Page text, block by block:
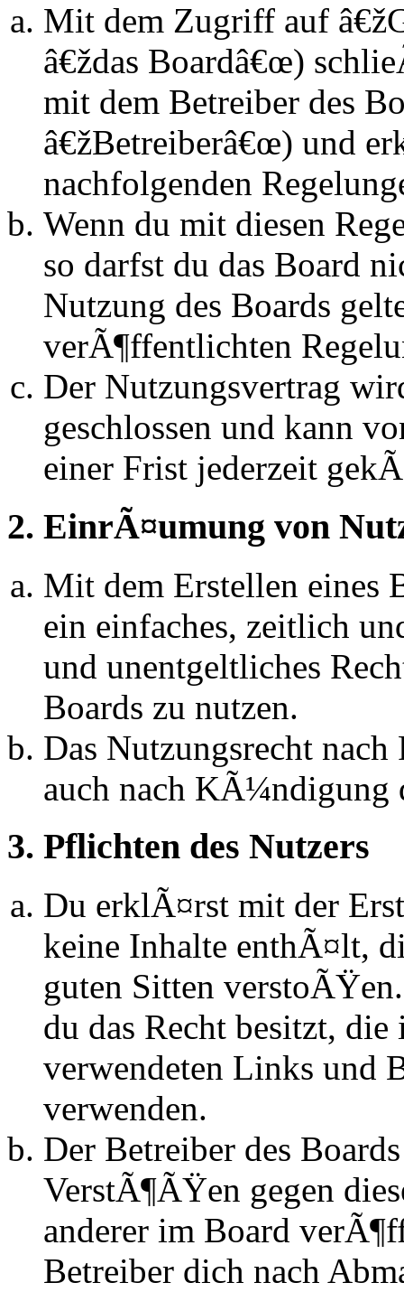
Mit dem Zugriff auf
â€ždas Boardâ€œ)
mit dem Betreiber des
â€žBetreiberâ€œ) und
nachfolgenden
Wenn du mit diesen
so darfst du das Board
Nutzung des Boards
verÃ¶ffentlichten
Der Nutzungsvertrag
geschlossen und kann
einer Frist jederzeit
2. EinrÃ¤umung von
Mit dem Erstellen eines
ein einfaches, zeitlich
und unentgeltliches
Boards zu nutzen.
Das Nutzungsrecht
auch nach KÃ¼ndigung
3. Pflichten des Nutzers
Du erklÃ¤rst mit der
keine Inhalte enthÃ¤lt,
guten Sitten
du das Recht besitzt,
verwendeten Links und
verwenden.
Der Betreiber des
VerstÃ¶ÃŸen gegen
anderer im Board
Betreiber dich nach